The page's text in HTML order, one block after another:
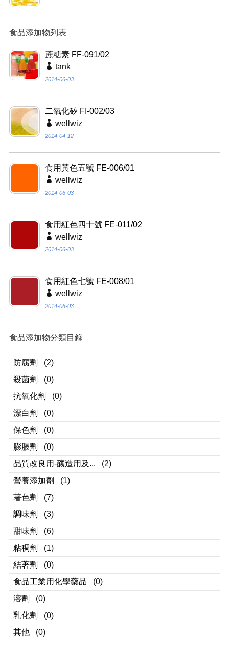
食品添加物列表
蔗糖素 FF-091/02
tank
2014-06-03
二氧化矽 FI-002/03
wellwiz
2014-04-12
食用黃色五號 FE-006/01
wellwiz
2014-06-03
食用紅色四十號 FE-011/02
wellwiz
2014-06-03
食用紅色七號 FE-008/01
wellwiz
2014-06-03
食品添加物分類目錄
防腐劑
(2)
殺菌劑
(0)
抗氧化劑
(0)
漂白劑
(0)
保色劑
(0)
膨脹劑
(0)
品質改良用-釀造用及...
(2)
營養添加劑
(1)
著色劑
(7)
調味劑
(3)
甜味劑
(6)
粘稠劑
(1)
結著劑
(0)
食品工業用化學藥品
(0)
溶劑
(0)
乳化劑
(0)
其他
(0)